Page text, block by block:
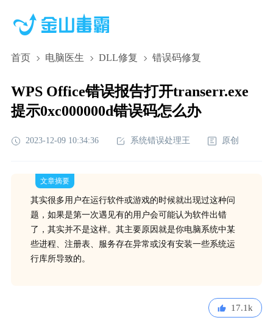
首页 电脑医生 DLL修复 错误码修复
WPS Office错误报告打开transerr.exe
提示0xc000000d错误码怎么办
2023-12-09 10:34:36 系统错误处理王 原创
文章摘要
其实很多用户在运行软件或游戏的时候就出现过这种问
题，如果是第一次遇见有的用户会可能认为软件出错
了，其实并不是这样。其主要原因就是你电脑系统中某
些进程、注册表、服务存在异常或没有安装一些系统运
行库所导致的。
17.1k